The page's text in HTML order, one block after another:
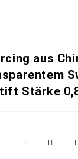
aus
Stärke